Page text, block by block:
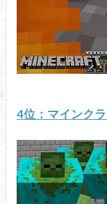
4位：マインク